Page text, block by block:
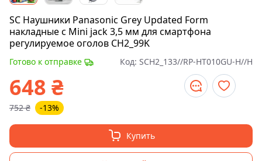
SC Наушники Panasonic Grey Updated Form
накладные с Mini jack 3,5 мм для смартфона
регулируемое оголов CH2_99K
Готово к отправке Код: SCH2_133//RP-HT010GU-H//H
648 ₴
752 ₴ -13%
Купить